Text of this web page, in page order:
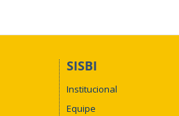
SISBI
Institucional
Equipe